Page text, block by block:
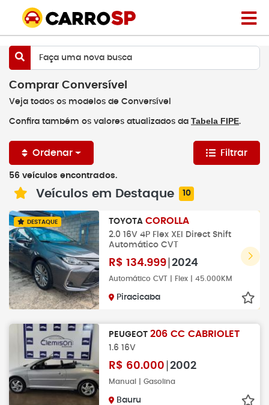
Faça uma nova busca
Comprar Conversível
Veja todos os modelos de Conversível
Confira também os valores atualizados da Tabela FIPE.
Ordenar Filtrar
56 veículos encontrados.
Veículos em Destaque 10
DESTAQUE TOYOTA COROLLA
2.0 16V 4P Flex XEI Direct Shift
Automático CVT
R$ 134.999 2024
Automático CVT | Flex | 45.000KM
Piracicaba
PEUGEOT 206 CC CABRIOLET
1.6 16V
R$ 60.000 2002
Manual | Gasolina
Bauru